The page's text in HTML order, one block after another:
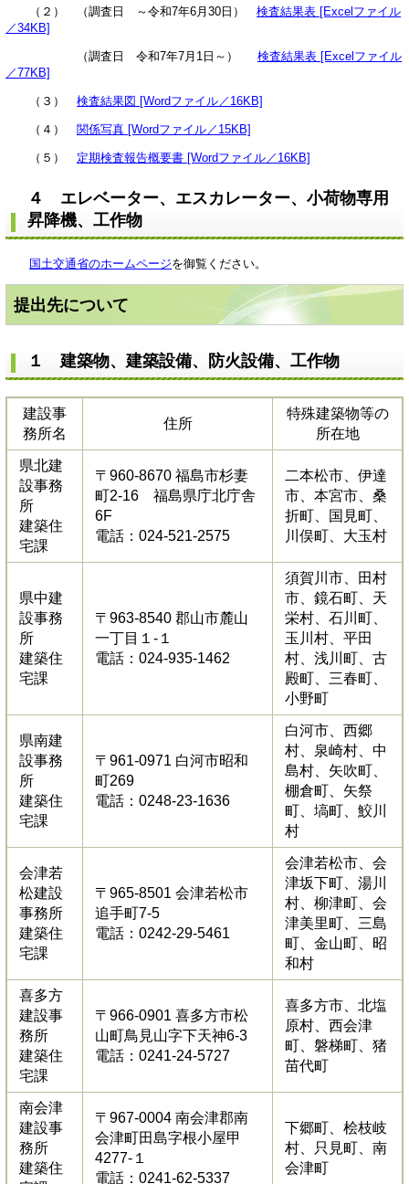
（２） （調査日 ～令和7年6月30日） 検査結果表 [Excelファイル
／34KB]
（調査日 令和7年7月1日～） 検査結果表 [Excelファイル
／77KB]
（３） 検査結果図 [Wordファイル／16KB]
（４） 関係写真 [Wordファイル／15KB]
（５） 定期検査報告概要書 [Wordファイル／16KB]
４ エレベーター、エスカレーター、小荷物専用
昇降機、工作物
国土交通省のホームページを御覧ください。
提出先について
１ 建築物、建築設備、防火設備、工作物
建設事
務所名
住所
特殊建築物等の
所在地
県北建
設事務
所
建築住
宅課
〒960-8670 福島市杉妻
町2-16 福島県庁北庁舎
6F
電話：024-521-2575
二本松市、伊達
市、本宮市、桑
折町、国見町、
川俣町、大玉村
県中建
設事務
所
建築住
宅課
〒963-8540 郡山市麓山
一丁目１-１
電話：024-935-1462
須賀川市、田村
市、鏡石町、天
栄村、石川町、
玉川村、平田
村、浅川町、古
殿町、三春町、
小野町
県南建
設事務
所
建築住
宅課
〒961-0971 白河市昭和
町269
電話：0248-23-1636
白河市、西郷
村、泉崎村、中
島村、矢吹町、
棚倉町、矢祭
町、塙町、鮫川
村
会津若
松建設
事務所
建築住
宅課
〒965-8501 会津若松市
追手町7-5
電話：0242-29-5461
会津若松市、会
津坂下町、湯川
村、柳津町、会
津美里町、三島
町、金山町、昭
和村
喜多方
建設事
務所
建築住
宅課
〒966-0901 喜多方市松
山町鳥見山字下天神6-3
電話：0241-24-5727
喜多方市、北塩
原村、西会津
町、磐梯町、猪
苗代町
南会津
建設事
務所
建築住
〒967-0004 南会津郡南
会津町田島字根小屋甲
4277-１
電話：0241-62-5337
下郷町、桧枝岐
村、只見町、南
会津町